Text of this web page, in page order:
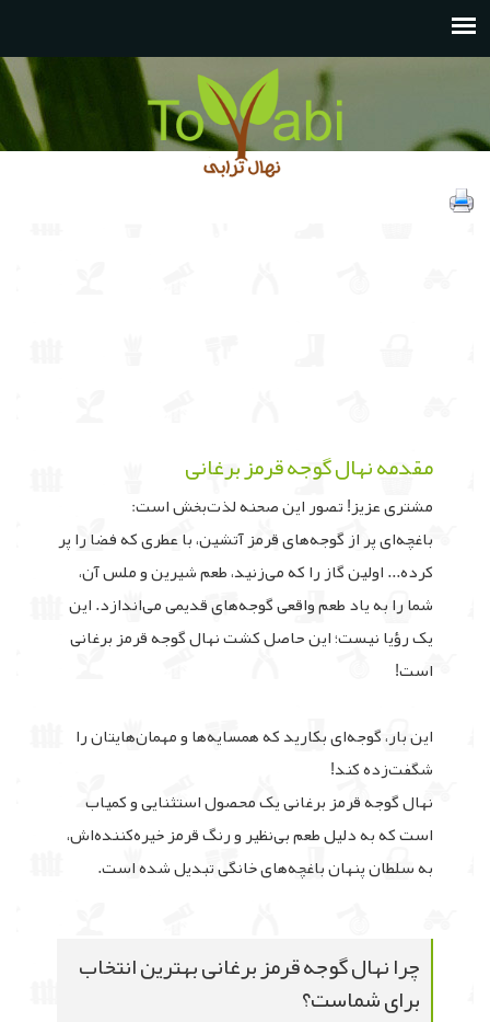
مقدمه نهال گوجه قرمز برغانی
مشتری عزیز! تصور این صحنه لذت‌بخش است:
باغچه‌ای پر از گوجه‌های قرمز آتشین، با عطری که فضا را پر
کرده... اولین گاز را که می‌زنید، طعم شیرین و ملس آن،
شما را به یاد طعم واقعی گوجه‌های قدیمی می‌اندازد. این
یک رؤیا نیست؛ این حاصل کشت نهال گوجه قرمز برغانی
است!
این بار، گوجه‌ای بکارید که همسایه‌ها و مهمان‌هایتان را
شگفت‌زده کند!
نهال گوجه قرمز برغانی یک محصول استثنایی و کمیاب
است که به دلیل طعم بی‌نظیر و رنگ قرمز خیره‌کننده‌اش،
به سلطان پنهان باغچه‌های خانگی تبدیل شده است.
چرا نهال گوجه قرمز برغانی بهترین انتخاب
برای شماست؟